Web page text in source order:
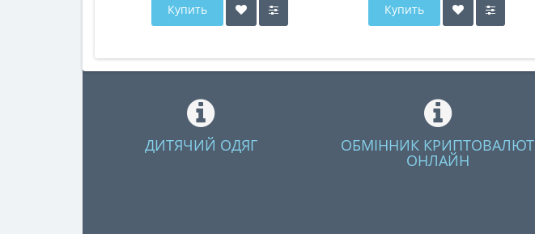
Купить Купить
ДИТЯЧИЙ ОДЯГ ОБМІННИК КРИПТОВАЛЮТ
ОНЛАЙН